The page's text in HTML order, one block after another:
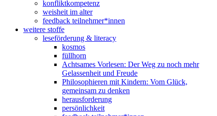
konfliktkompetenz
weisheit im alter
feedback teilnehmer*innen
weitere stoffe
leseförderung & literacy
kosmos
füllhorn
Achtsames Vorlesen: Der Weg zu noch mehr
Gelassenheit und Freude
Philosophieren mit Kindern: Vom Glück,
gemeinsam zu denken
herausforderung
persönlichkeit